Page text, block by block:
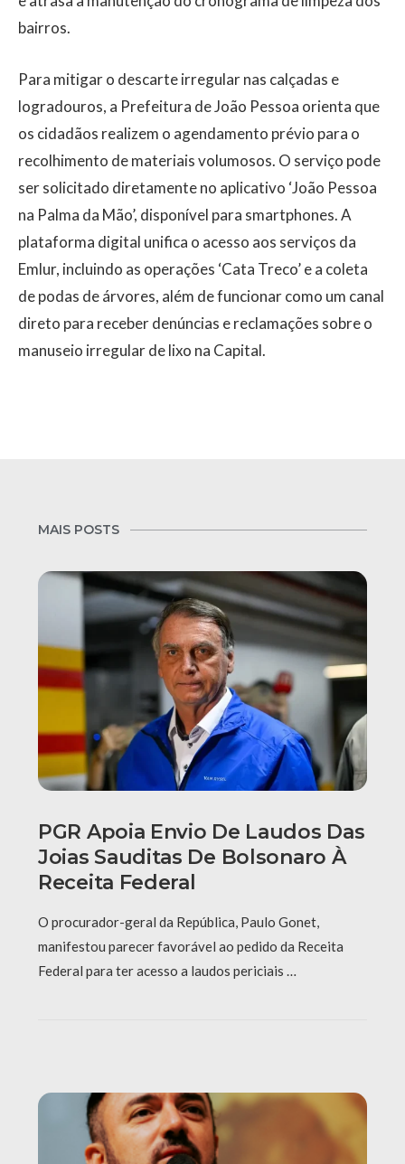
bairros.
Para mitigar o descarte irregular nas calçadas e
logradouros, a Prefeitura de João Pessoa orienta que
os cidadãos realizem o agendamento prévio para o
recolhimento de materiais volumosos. O serviço pode
ser solicitado diretamente no aplicativo ‘João Pessoa
na Palma da Mão’, disponível para smartphones. A
plataforma digital unifica o acesso aos serviços da
Emlur, incluindo as operações ‘Cata Treco’ e a coleta
de podas de árvores, além de funcionar como um canal
direto para receber denúncias e reclamações sobre o
manuseio irregular de lixo na Capital.
MAIS POSTS
PGR Apoia Envio De Laudos Das
Joias Sauditas De Bolsonaro À
Receita Federal
O procurador-geral da República, Paulo Gonet,
manifestou parecer favorável ao pedido da Receita
Federal para ter acesso a laudos periciais …